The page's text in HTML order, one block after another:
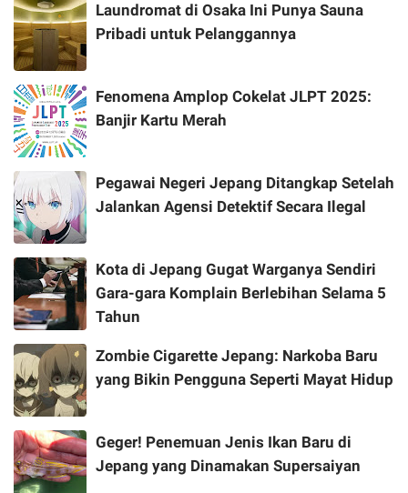
Laundromat di Osaka Ini Punya Sauna
Pribadi untuk Pelanggannya
Fenomena Amplop Cokelat JLPT 2025:
Banjir Kartu Merah
Pegawai Negeri Jepang Ditangkap Setelah
Jalankan Agensi Detektif Secara Ilegal
Kota di Jepang Gugat Warganya Sendiri
Gara-gara Komplain Berlebihan Selama 5
Tahun
Zombie Cigarette Jepang: Narkoba Baru
yang Bikin Pengguna Seperti Mayat Hidup
Geger! Penemuan Jenis Ikan Baru di
Jepang yang Dinamakan Supersaiyan